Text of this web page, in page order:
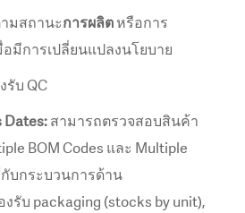
มสถานะการผลิตหรือการ
มีการเปลี่ยนแปลงนโยบาย
รับ QC
Dates:สามารถตรวจสอบสินค้า
BOM Codes และ Multiple
กับกระบวนการด้าน
งรับ packaging (stocks by unit),